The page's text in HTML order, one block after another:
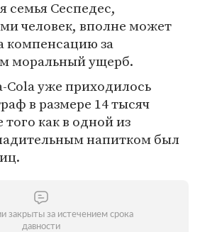
семья Сеспедес,
человек, вполне может
компенсацию за
моральный ущерб.
Cola уже приходилось
в размере 14 тысяч
как в одной из
напитком был
закрыты за истечением срока
давности